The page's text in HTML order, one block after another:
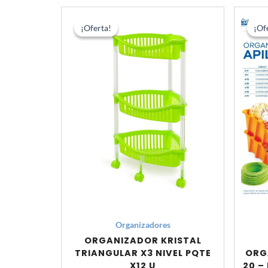
¡Oferta!
¡Oferta!
Organizadores
ORGANIZADOR KRISTAL
TRIANGULAR X3 NIVEL PQTE
X12 U
El
original
era:
S/ 336.00.
El
20 –